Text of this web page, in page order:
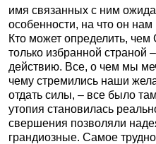
имя связанных с ним
особенности, на что он нам
Кто может определить,
только избранной страной
действию. Все, о чем мы
чему стремились наши
отдать силы, – все было
утопия становилась
свершения позволяли
грандиозные. Самое